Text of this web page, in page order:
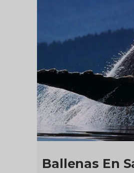
Ballenas En